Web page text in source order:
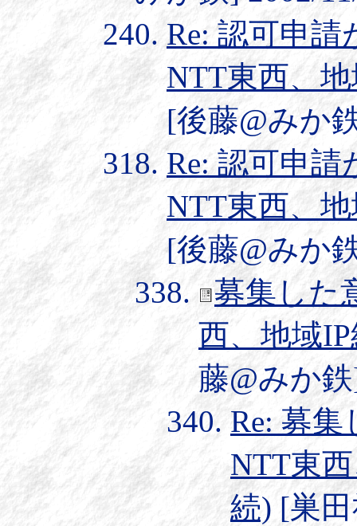
Re: 認可申請
NTT東西、
[後藤@みか
Re: 認可申請
NTT東西、
[後藤@みか
募集した
西、地域
藤@みか
Re: 募
NTT東
続) [巣